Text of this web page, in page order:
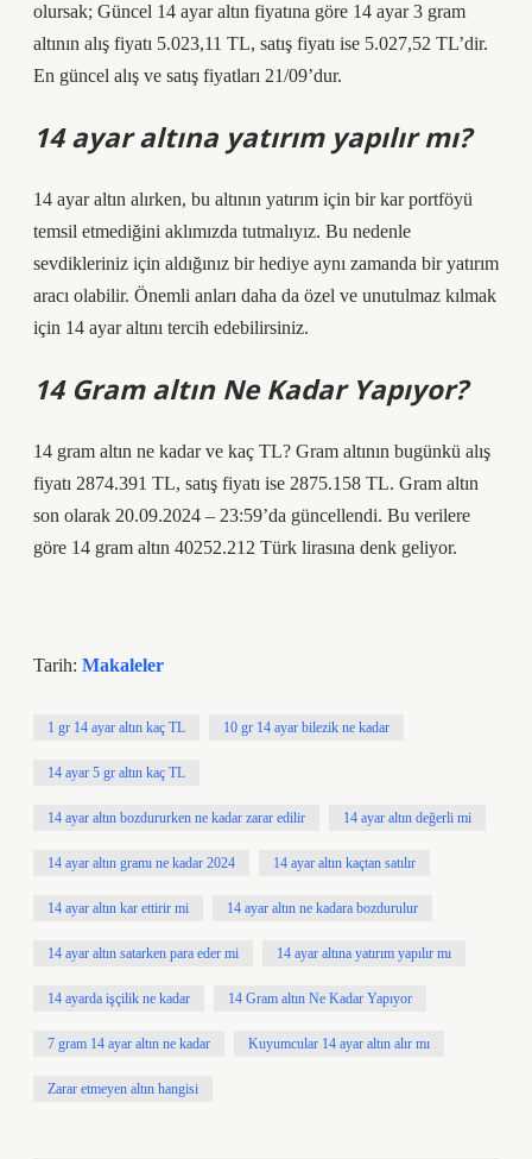
olursak; Güncel 14 ayar altın fiyatına göre 14 ayar 3 gram
altının alış fiyatı 5.023,11 TL, satış fiyatı ise 5.027,52 TL’dir.
En güncel alış ve satış fiyatları 21/09’dur.
14 ayar altına yatırım yapılır mı?
14 ayar altın alırken, bu altının yatırım için bir kar portföyü
temsil etmediğini aklımızda tutmalıyız. Bu nedenle
sevdikleriniz için aldığınız bir hediye aynı zamanda bir yatırım
aracı olabilir. Önemli anları daha da özel ve unutulmaz kılmak
için 14 ayar altını tercih edebilirsiniz.
14 Gram altın Ne Kadar Yapıyor?
14 gram altın ne kadar ve kaç TL? Gram altının bugünkü alış
fiyatı 2874.391 TL, satış fiyatı ise 2875.158 TL. Gram altın
son olarak 20.09.2024 – 23:59’da güncellendi. Bu verilere
göre 14 gram altın 40252.212 Türk lirasına denk geliyor.
Tarih: Makaleler
1 gr 14 ayar altın kaç TL 10 gr 14 ayar bilezik ne kadar
14 ayar 5 gr altın kaç TL
14 ayar altın bozdururken ne kadar zarar edilir 14 ayar altın değerli mi
14 ayar altın gramı ne kadar 2024 14 ayar altın kaçtan satılır
14 ayar altın kar ettirir mi 14 ayar altın ne kadara bozdurulur
14 ayar altın satarken para eder mi 14 ayar altına yatırım yapılır mı
14 ayarda işçilik ne kadar 14 Gram altın Ne Kadar Yapıyor
7 gram 14 ayar altın ne kadar Kuyumcular 14 ayar altın alır mı
Zarar etmeyen altın hangisi